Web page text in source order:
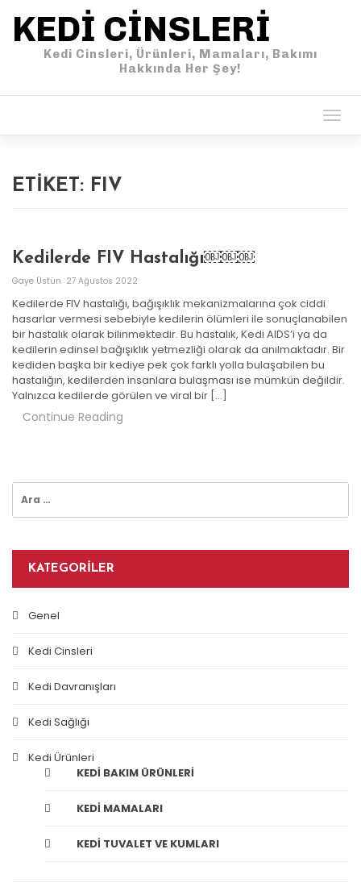
KEDI CINSLERI
Kedi Cinsleri, Ürünleri, Mamaları, Bakımı
Hakkında Her Şey!
ETIKET: FIV
Kedilerde FIV Hastalığı￼￼￼
Gaye Üstün 27 Ağustos 2022
Kedilerde FIV hastalığı, bağışıklık mekanizmalarına çok ciddi
hasarlar vermesi sebebiyle kedilerin ölümleri ile sonuçlanabilen
bir hastalık olarak bilinmektedir. Bu hastalık, Kedi AIDS’i ya da
kedilerin edinsel bağışıklık yetmezliği olarak da anılmaktadır. Bir
kediden başka bir kediye pek çok farklı yolla bulaşabilen bu
hastalığın, kedilerden insanlara bulaşması ise mümkün değildir.
Yalnızca kedilerde görülen ve viral bir […]
Continue Reading
Arama:
KATEGORILER
Genel
Kedi Cinsleri
Kedi Davranışları
Kedi Sağlığı
Kedi Ürünleri
KEDI BAKIM ÜRÜNLERI
KEDI MAMALARI
KEDI TUVALET VE KUMLARI